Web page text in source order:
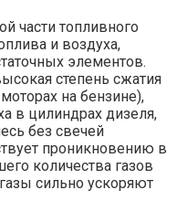
части топливного
и воздуха,
элементов.
степень сжатия
на бензине),
в цилиндрах дизеля,
без свечей
проникновению в
количества газов
сильно ускоряют